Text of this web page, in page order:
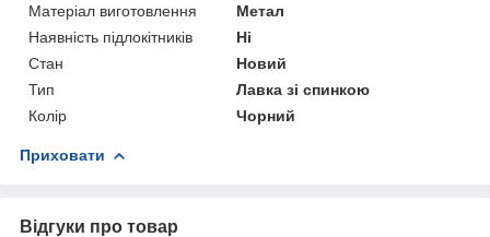
Матеріал виготовлення
Метал
Наявність підлокітників
Ні
Стан
Новий
Тип
Лавка зі спинкою
Колір
Чорний
Приховати
Відгуки про товар